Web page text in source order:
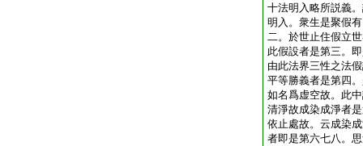
十法明入略所説義
明入。衆生是聚假
二。於世止住假立
此假設者是第三。
由此法界三性之法
平等勝義者是第四
如名爲虚空故。此
清淨故成染成淨者
依止處故。云成染
者即是第六七八。